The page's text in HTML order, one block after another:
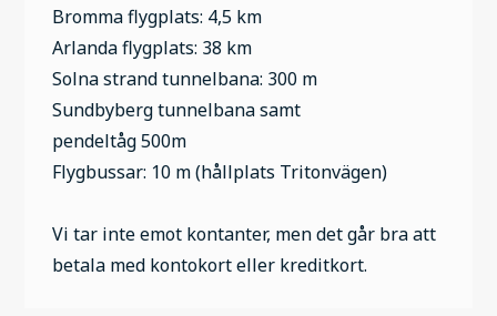
Bromma flygplats: 4,5 km
Arlanda flygplats: 38 km
Solna strand tunnelbana: 300 m
Sundbyberg tunnelbana samt
pendeltåg 500m
Flygbussar: 10 m (hållplats Tritonvägen)
Vi tar inte emot kontanter, men det går bra att
betala med kontokort eller kreditkort.